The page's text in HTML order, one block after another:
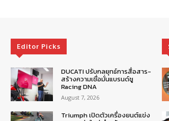
Editor Picks
DUCATI ปรับกลยุทธ์การสื่อสาร-
สร้างความเชื่อมั่นแบรนด์ชู
Racing DNA
August 7, 2026
Triumph เปิดตัวเครื่องยนต์แข่ง